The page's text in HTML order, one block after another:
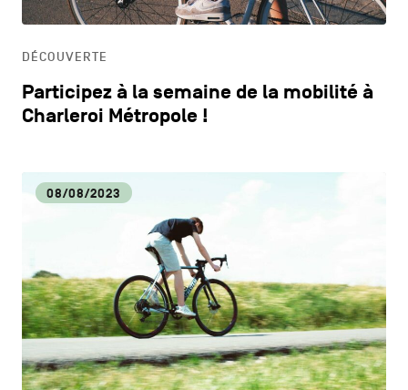
DÉCOUVERTE
Participez à la semaine de la mobilité à
Charleroi Métropole !
08/08/2023